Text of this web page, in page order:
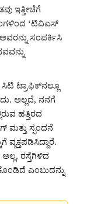
ಇತ್ತೀಚೆಗೆ
‘ಟಿವಿಎಸ್
ಸಂಪರ್ಕಿಸಿ
ಟ್ರಾಫಿಕ್‌ನಲ್ಲೂ
ಅಲ್ಲದೆ, ನನಗೆ
ಹತ್ತಿರದ
ಸ್ಪಂದನೆ
ರಸ್ತೆಗಿಳಿದ
ಎಂಬುದನ್ನು